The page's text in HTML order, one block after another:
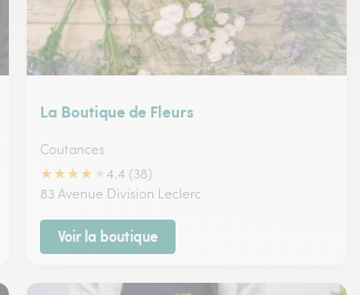
La Boutique de Fleurs
Coutances
★★★★
4.4 (38)
83 Avenue Division Leclerc
Voir la boutique